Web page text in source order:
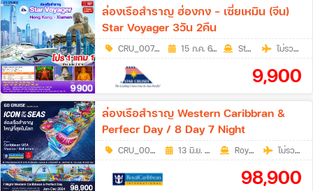
ล่องเรือสำราญ ฮ่องกง - เซี่ยเหมิน (จีน)
Star Voyager 3วัน 2คืน
CRU_0074 3วัน 2คืน
15 ก.ค. 69 - 19 ส.ค. 69 Star Cruises ไม่รวมตั๋วเครื่องบิน
9,900
ล่องเรือสำราญ Western Caribbran &
Perfecr Day / 8 Day 7 Night
CRU_0063 8วัน 7คืน
13 มิ.ย. 69 - 26 ธ.ค. 69 RoyalCaribbean ไม่รวมตั๋วเครื่องบิน
98,900